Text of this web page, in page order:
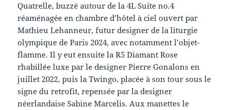
Quatrelle, buzzé autour de la 4L Suite no.4
réaménagée en chambre d’hôtel à ciel ouvert par
Mathieu Lehanneur, futur designer de la liturgie
olympique de Paris 2024, avec notamment l’objet-
flamme. Il y eut ensuite la R5 Diamant Rose
rhabillée luxe par le designer Pierre Gonalons en
juillet 2022, puis la Twingo, placée à son tour sous le
signe du retrofit, repensée par la designer
néerlandaise Sabine Marcelis. Aux manettes le